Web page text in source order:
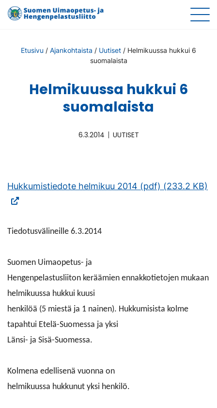
Etusivu / Ajankohtaista / Uutiset / Helmikuussa hukkui 6
suomalaista
Helmikuussa hukkui 6
suomalaista
6.3.2014 UUTISET
Hukkumistiedote helmikuu 2014 (pdf) (233.2 KB)
Tiedotusvälineille 6.3.2014
Suomen Uimaopetus- ja
Hengenpelastusliiton keräämien ennakkotietojen mukaan
helmikuussa hukkui kuusi
henkilöä (5 miestä ja 1 nainen). Hukkumisista kolme
tapahtui Etelä-Suomessa ja yksi
Länsi- ja Sisä-Suomessa.
Kolmena edellisenä vuonna on
helmikuussa hukkunut yksi henkilö.